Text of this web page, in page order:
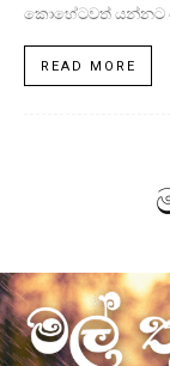
කොහේටවත් යන්නට
READ MORE